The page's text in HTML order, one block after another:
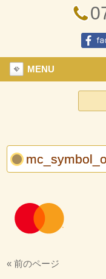
区の内科、呼吸
ライン診療、駐
MENU
« 前のページ